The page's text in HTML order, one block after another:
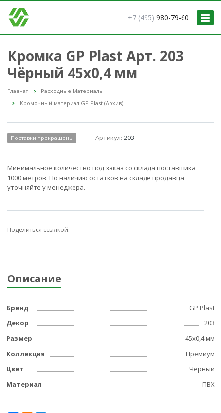
+7 (495) 980-79-60
Кромка GP Plast Арт. 203
Чёрный 45x0,4 мм
Главная
Расходные Материалы
Кромочный материал GP Plast (Архив)
Поставки прекращены Артикул:203
Минимальное количество под заказ со склада поставщика
1000 метров. По наличию остатков на складе продавца
уточняйте у менеджера.
Поделиться ссылкой:
Описание
Бренд
GP Plast
Декор
203
Размер
45x0,4 мм
Коллекция
Премиум
Цвет
Чёрный
Материал
ПВХ